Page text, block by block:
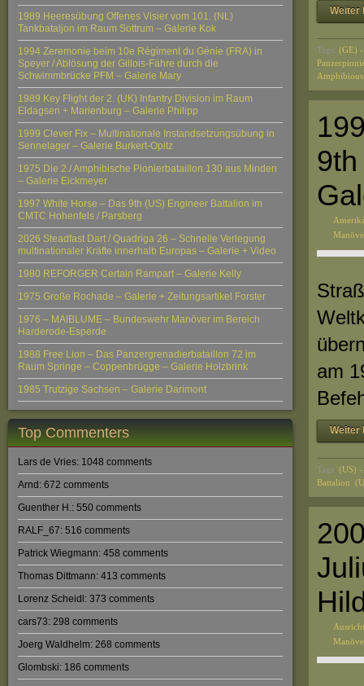
1989 Heeresübung Offenes Visier vom 101. (NL)
Tankbataljon im Raum Sottrum – Galerie Kok
1994 Zeremonie beim 10e Régiment du Génie (FRA) in
Speyer / Ablösung der Gillois-Fähre durch die
Schwimmbrücke PFM – Galerie Mary
1989 Key Flight der 2. (UK) Infantry Division im Raum
Eldagsen + Marienburg – Galerie Philipp
1999 Clever Fix – Multinationale Instandsetzungsübung in
Sennelager – Galerie Burkert-Opitz
1975 Die 2./ Amphibische Pionierbataillon 130 aus Minden
– Galerie Eickmeyer
1997 White Horse – Das 9th (US) Engineer Battalion im
CMTC Hohenfels / Parsberg
2026 Steadfast Dart / Quadriga 26 – Schnelle Verlegung
multinationaler Kräfte innerhalb Europas – Galerie + Video
1980 REFORGER Certain Rampart – Galerie Kelly
1975 Große Rochade – Galerie + Zeitungsartikel Forster
1976 – MAIBLUME – Bundeswehr Manöver im Bereich
Harderode-Esperde
1988 Free Lion – Das Panzergrenadierbataillon 72 im
Raum Springe – Coppenbrügge – Galerie Holzbrink
1985 Trutzige Sachsen – Galerie Darimont
Top Commenters
Lars de Vries: 1048 comments
Arnd: 672 comments
Guenther H.: 550 comments
RALF_67: 516 comments
Patrick Wiegmann: 458 comments
Thomas Dittmann: 413 comments
Lorenz Scheidl: 373 comments
cars73: 298 comments
Joerg Waldhelm: 268 comments
Glombski: 186 comments
Weiter
Tags: (GE)
am
Weiter
Tags: (US)
Battalion